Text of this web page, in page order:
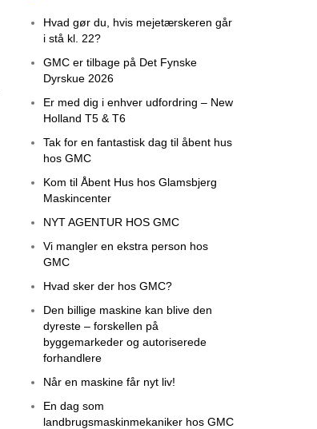
Hvad gør du, hvis mejetærskeren går
i stå kl. 22?
GMC er tilbage på Det Fynske
Dyrskue 2026
Er med dig i enhver udfordring – New
Holland T5 & T6
Tak for en fantastisk dag til åbent hus
hos GMC
Kom til Åbent Hus hos Glamsbjerg
Maskincenter
NYT AGENTUR HOS GMC
Vi mangler en ekstra person hos
GMC
Hvad sker der hos GMC?
Den billige maskine kan blive den
dyreste – forskellen på
byggemarkeder og autoriserede
forhandlere
Når en maskine får nyt liv!
En dag som
landbrugsmaskinmekaniker hos GMC